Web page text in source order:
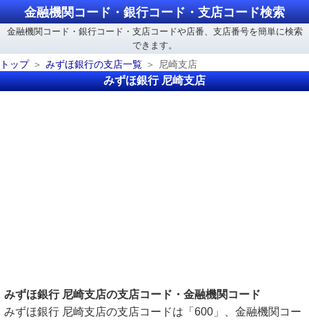
金融機関コード・銀行コード・支店コード検索
金融機関コード・銀行コード・支店コードや店番、支店番号を簡単に検索
できます。
トップ
みずほ銀行の支店一覧 尼崎支店
みずほ銀行 尼崎支店
みずほ銀行 尼崎支店の支店コード・金融機関コード
みずほ銀行 尼崎支店の支店コードは「600」、金融機関コー